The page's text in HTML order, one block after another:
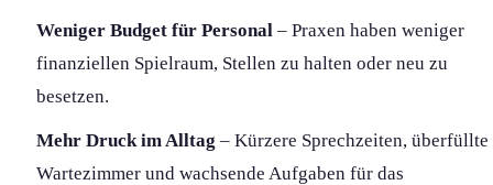
Weniger Budget für Personal– Praxen haben weniger
finanziellen Spielraum, Stellen zu halten oder neu zu
besetzen.
Mehr Druck im Alltag – Kürzere Sprechzeiten, überfüllte
Wartezimmer und wachsende Aufgaben für das